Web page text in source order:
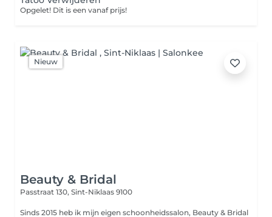
Opgelet! Dit is een vanaf prijs!
Nieuw
Beauty & Bridal
Passtraat 130, Sint-Niklaas 9100
Sinds 2015 heb ik mijn eigen schoonheidssalon, Beauty & Bridal